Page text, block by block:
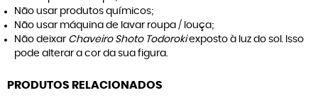
Não usar produtos químicos;
Não usar máquina de lavar roupa / louça;
Não deixar Chaveiro Shoto Todorokiexposto à luz do sol. Isso
pode alterar a cor da sua figura.
PRODUTOS RELACIONADOS